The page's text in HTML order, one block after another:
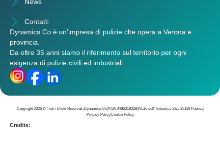
Contatti
Dynamics.Co è un’impresa di pulizie che opera a Verona e
provincia
Da oltre 35 anni siamo il riferimento sul territorio per ogni
esigenza di pulizie civili ed industriali.
Copyright 2026 © Tutti i Diritti Riservati. Dynamics.Co P.IVA 04960190280Viale dell' Industria, 23/a 35129 Padova
Privacy PolicyCookie Policy
Credits: